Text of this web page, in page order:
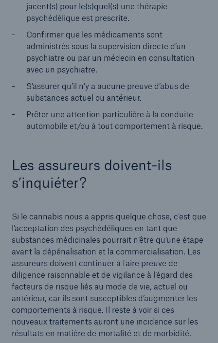
jacent(s) pour le(s)quel(s) une thérapie
psychédélique est prescrite.
Confirmer que les médicaments sont
administrés sous la supervision directe d’un
psychiatre ou par un médecin en consultation
avec un psychiatre.
S’assurer qu’il n’y a aucune preuve d’abus de
substances actuel ou antérieur.
Prêter une attention particulière à la conduite
automobile et/ou à tout comportement à risque.
Les assureurs doivent-ils
s’inquiéter?
Si le cannabis nous a appris quelque chose, c’est que
l’acceptation des psychédéliques en tant que
substances médicinales pourrait n’être qu’une étape
avant la dépénalisation et la commercialisation. Les
assureurs doivent continuer à faire preuve de
diligence raisonnable et de vigilance à l’égard des
facteurs de risque liés au mode de vie, actuel ou
antérieur, car ils sont susceptibles d’augmenter les
comportements à risque. Il reste à voir si ces
nouveaux traitements auront une incidence sur les
résultats en matière de mortalité et de morbidité.